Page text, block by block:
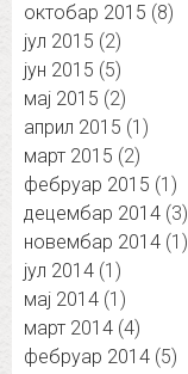
октобар 2015 (8)
јул 2015 (2)
јун 2015 (5)
мај 2015 (2)
април 2015 (1)
март 2015 (2)
фебруар 2015 (1)
децембар 2014 (3)
новембар 2014 (1)
јул 2014 (1)
мај 2014 (1)
март 2014 (4)
фебруар 2014 (5)